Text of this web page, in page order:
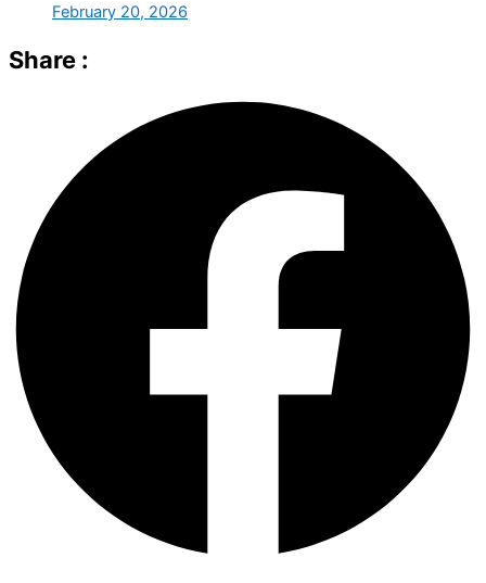
February 20, 2026
Share :